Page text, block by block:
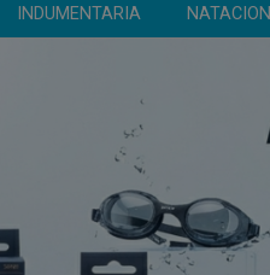
INDUMENTARIA NATACION